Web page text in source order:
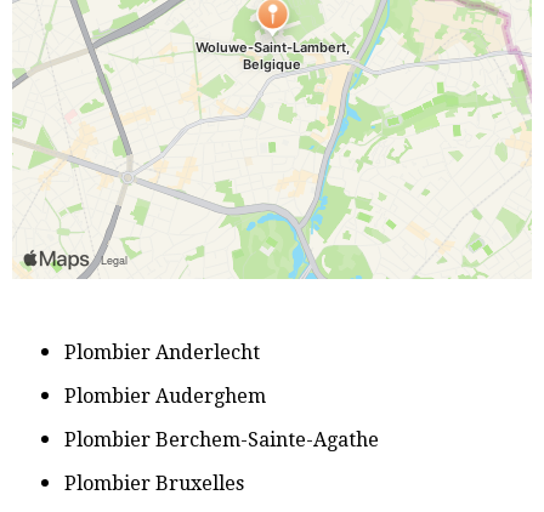
Plombier Anderlecht
​Plombier Auderghem
Plombier Berchem-Sainte-Agathe
​Plombier Bruxelles